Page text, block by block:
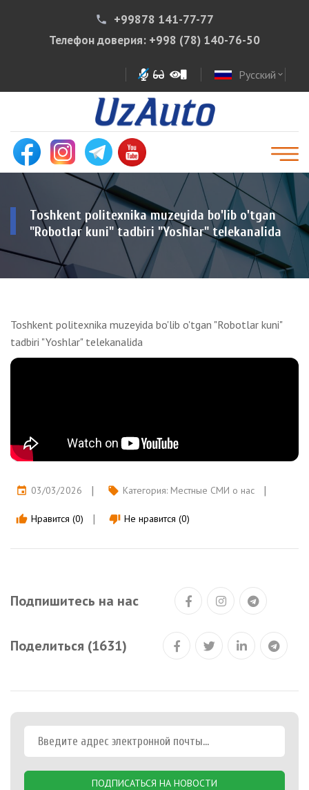
phone
+99878 141-77-77
Телефон доверия: +998 (78) 140-76-50
Русский expand_more
Toshkent politexnika muzeyida bo'lib o'tgan
"Robotlar kuni" tadbiri "Yoshlar" telekanalida
Toshkent politexnika muzeyida bo'lib o'tgan "Robotlar kuni"
tadbiri "Yoshlar" telekanalida
event 03/03/2026 local_offer Категория: Местные СМИ о нас
thumb_up Нравится (0) thumb_down Не нравится (0)
Подпишитесь на нас
Поделиться (1631)
ПОДПИСАТЬСЯ НА НОВОСТИ